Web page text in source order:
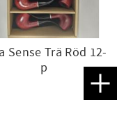
Sense Trä Röd 12-
p